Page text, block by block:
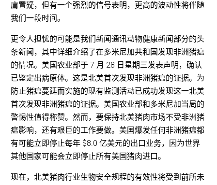
庸置疑，但有一个强烈的信号表明，更高的波动性将伴随
我们一段时间。
更令人担忧的可能是我们新闻通讯动物健康新闻部分的头
条新闻，其中详细介绍了在多米尼加共和国发现非洲猪瘟
的情况。美国农业部于 7 月 28 日星期三发表声明，确认
已鉴定出病原体。这是北美首次发现非洲猪瘟的证据。为
防止猪瘟蔓延而实施的现有监测活动已成功发现这一北美
首次发现非洲猪瘟的证据。美国农业部和多米尼加当局的
警惕性值得称赞。然而，要保持北美猪肉市场不受非洲猪
瘟影响，还有艰巨的工作要做。美国爆发任何非洲猪瘟都
有可能立即停止每年 $8.0 亿美元的出口业务，因为世界
其他国家可能会立即停止所有美国猪肉进口。
现在，北美猪肉行业生物安全规程的有效性将受到前所未